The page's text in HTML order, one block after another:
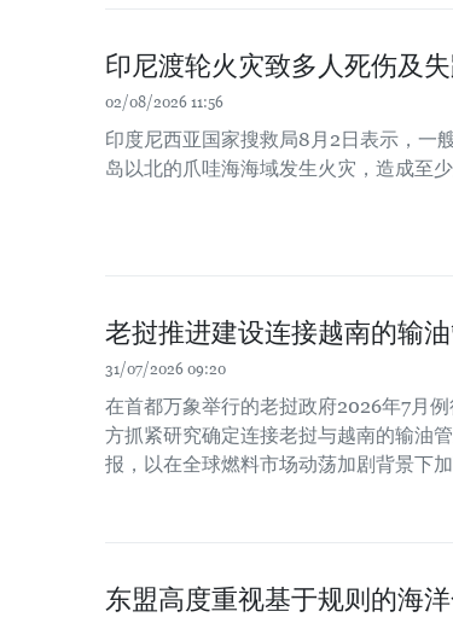
印尼渡轮火灾致多人死伤及
02/08/2026 11:56
印度尼西亚国家搜救局8月2日表示，一
岛以北的爪哇海海域发生火灾，造成至
老挝推进建设连接越南的输
31/07/2026 09:20
在首都万象举行的老挝政府2026年7月
方抓紧研究确定连接老挝与越南的输油
报，以在全球燃料市场动荡加剧背景下加
东盟高度重视基于规则的海